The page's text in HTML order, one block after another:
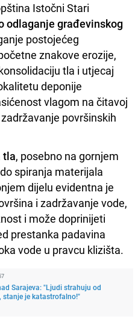
Istočni Stari
odlaganje građevinskog
postojećeg
znakove erozije,
tla i utjecaj
deponije
vlagom na čitavoj
površinskih
tla, posebno na gornjem
spiranja materijala
dijelu evidentna je
i zadržavanje vode,
i može doprinijeti
prestanka padavina
vode u pravcu klizišta.
Sarajeva: "Ljudi strahuju od
stanje je katastrofalno!"